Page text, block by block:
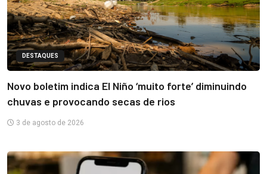
DESTAQUES
Novo boletim indica El Niño ‘muito forte’ diminuindo
chuvas e provocando secas de rios
3 de agosto de 2026